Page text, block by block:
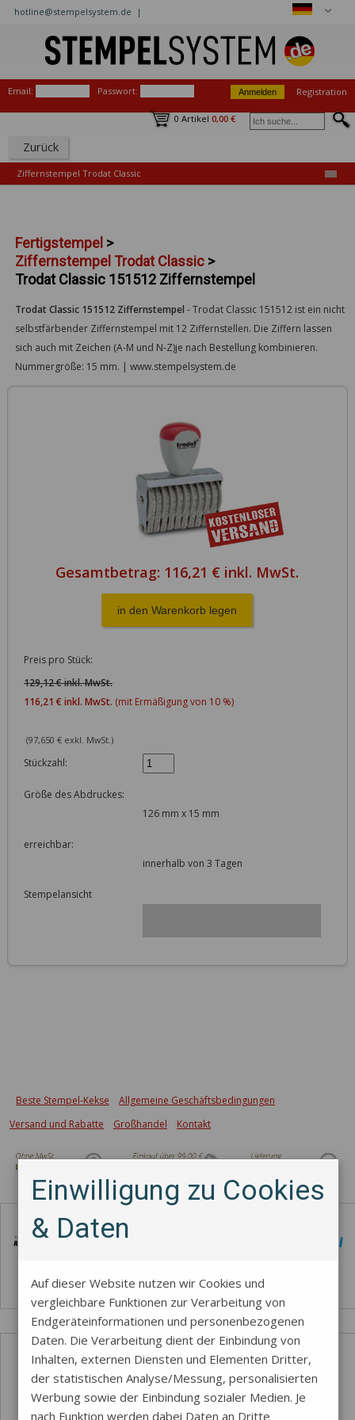
hotline@stempelsystem.de |
Email: Passwort: Registration
0 Artikel 0,00 €
Zurück
Ziffernstempel Trodat Classic
Fertigstempel >
Ziffernstempel Trodat Classic >
Trodat Classic 151512 Ziffernstempel
Trodat Classic 151512 Ziffernstempel -Trodat Classic 151512 ist ein nicht
selbstfärbender Ziffernstempel mit 12 Ziffernstellen. Die Ziffern lassen
sich auch mit Zeichen (A-M und N-Z)je nach Bestellung kombinieren.
Nummergröße: 15 mm. | www.stempelsystem.de
Gesamtbetrag: 116,21 € inkl. MwSt.
Preis pro Stück:
129,12 € inkl. MwSt.
116,21 € inkl. MwSt. (mit Ermäßigung von 10 %)
(97,650 € exkl. MwSt.)
Stückzahl:
Größe des Abdruckes:
126 mm x 15 mm
erreichbar:
innerhalb von 3 Tagen
Stempelansicht
Beste Stempel-Kekse
Allgemeine Geschäftsbedingungen
Versand und Rabatte
Großhandel Kontakt
Einwilligung zu Cookies
& Daten
Auf dieser Website nutzen wir Cookies und
vergleichbare Funktionen zur Verarbeitung von
Endgeräteinformationen und personenbezogenen
Daten. Die Verarbeitung dient der Einbindung von
Inhalten, externen Diensten und Elementen Dritter,
der statistischen Analyse/Messung, personalisierten
Werbung sowie der Einbindung sozialer Medien. Je
nach Funktion werden dabei Daten an Dritte